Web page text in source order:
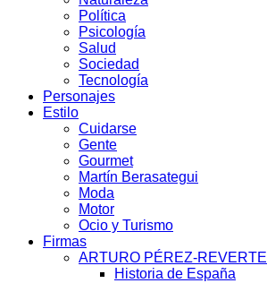
Política
Psicología
Salud
Sociedad
Tecnología
Personajes
Estilo
Cuidarse
Gente
Gourmet
Martín Berasategui
Moda
Motor
Ocio y Turismo
Firmas
ARTURO PÉREZ-REVERTE
Historia de España